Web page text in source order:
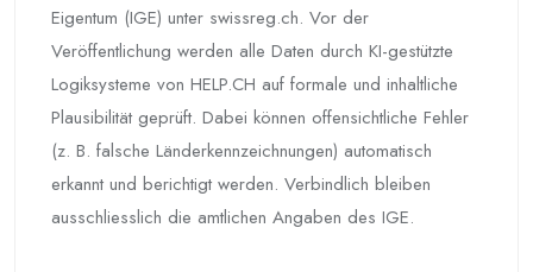
Eigentum (IGE) unter swissreg.ch. Vor der
Veröffentlichung werden alle Daten durch KI-gestützte
Logiksysteme von HELP.CH auf formale und inhaltliche
Plausibilität geprüft. Dabei können offensichtliche Fehler
(z. B. falsche Länderkennzeichnungen) automatisch
erkannt und berichtigt werden. Verbindlich bleiben
ausschliesslich die amtlichen Angaben des IGE.